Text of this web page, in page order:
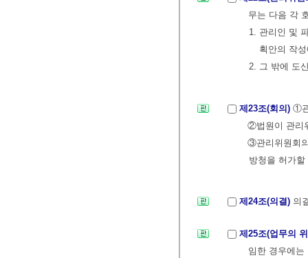
무는 다음 각
1. 관리인 및
획안의 작
2. 그 밖에 도
제23조(회의) ①
②법원이 관리
③관리위원회
방청을 허가
제24조(의결) 의
제25조(업무의
임한 경우에